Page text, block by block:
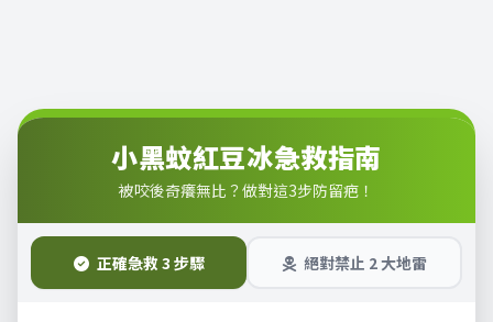
小黑蚊紅豆冰急救指南
被咬後奇癢無比？做對這3步防留疤！
正確急救 3 步驟 絕對禁止 2 大地雷